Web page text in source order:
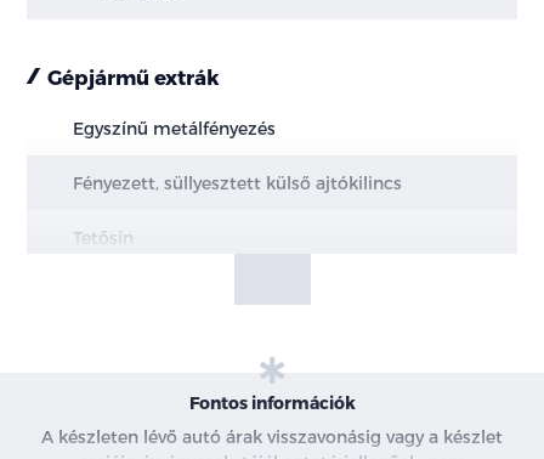
Gépjármű extrák
Egyszínű metálfényezés
Fényezett, süllyesztett külső ajtókilincs
Tetősín
Alsó motorvédő és alvázvédő burkolat
Fontos információk
A készleten lévő autó árak visszavonásig vagy a készlet